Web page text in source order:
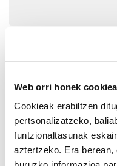
Web orri honek
Cookieak erabiltzen
pertsonalizatzeko,
funtzionaltasunak
aztertzeko. Era berean,